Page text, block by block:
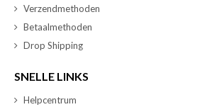
Verzendmethoden
Betaalmethoden
Drop Shipping
SNELLE LINKS
Helpcentrum